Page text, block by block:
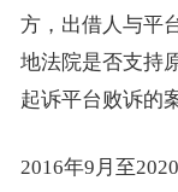
方，出借人与平
地法院是否支持
起诉平台败诉的
2016年9月至